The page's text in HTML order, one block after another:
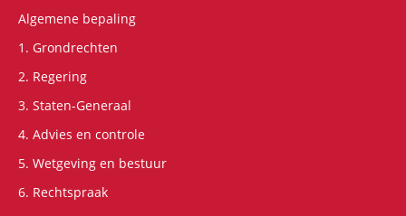
Algemene bepaling
1. Grondrechten
2. Regering
3. Staten-Generaal
4. Advies en controle
5. Wetgeving en bestuur
6. Rechtspraak